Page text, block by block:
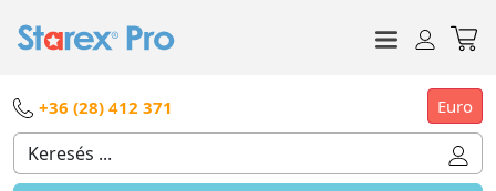
+36 (28) 412 371 Euro